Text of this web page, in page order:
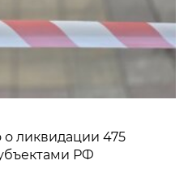
ликвидации 475
РФ